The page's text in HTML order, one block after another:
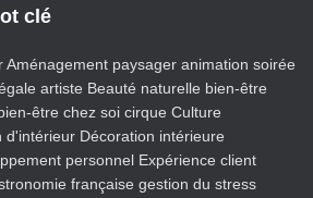
clé
Aménagement paysager animation soirée
artiste Beauté naturelle bien-être
être chez soi cirque Culture
d'intérieur Décoration intérieure
personnel Expérience client
française gestion du stress